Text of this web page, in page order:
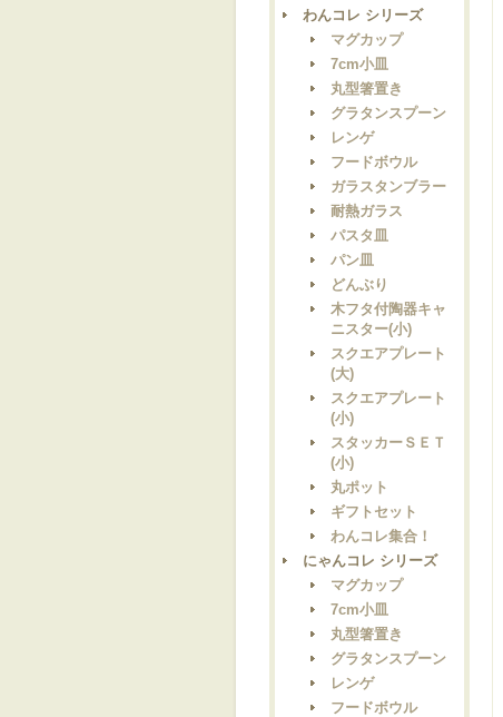
わんコレ シリーズ
マグカップ
7cm小皿
丸型箸置き
グラタンスプーン
レンゲ
フードボウル
ガラスタンブラー
耐熱ガラス
パスタ皿
パン皿
どんぶり
木フタ付陶器キャ
ニスター(小)
スクエアプレート
(大)
スクエアプレート
(小)
スタッカーＳＥＴ
(小)
丸ポット
ギフトセット
わんコレ集合！
にゃんコレ シリーズ
マグカップ
7cm小皿
丸型箸置き
グラタンスプーン
レンゲ
フードボウル